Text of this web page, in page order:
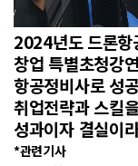
2024년도 드론항
창업 특별초청강
항공정비사로 성
취업전략과 스킬
성과이자 결실이
*관련기사